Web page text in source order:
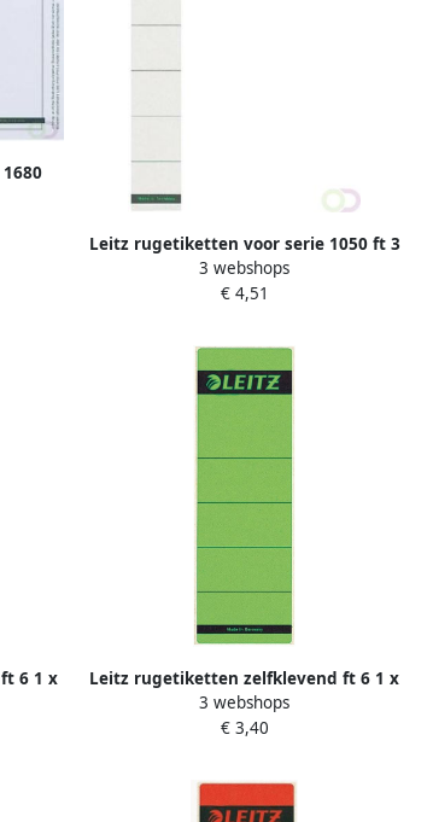
Leitz rugetiketten voor serie 1050 ft 3
2 x 19 cm pak van 10 stuks grijs
3 webshops
€ 4,51
6 1 x
Leitz rugetiketten zelfklevend ft 6 1 x
19 1 cm pak van 10 stuks groen
3 webshops
€ 3,40